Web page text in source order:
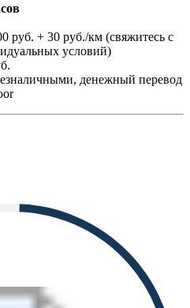
руб. + 30 руб./км (свяжитесь с
условий)
денежный перевод